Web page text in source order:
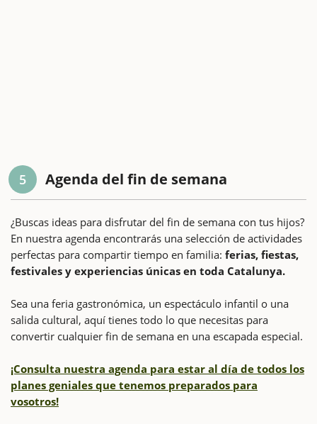
5 Agenda del fin de semana
¿Buscas ideas para disfrutar del fin de semana con tus hijos?
En nuestra agenda encontrarás una selección de actividades
perfectas para compartir tiempo en familia: ferias, fiestas,
festivales y experiencias únicas en toda Catalunya.
Sea una feria gastronómica, un espectáculo infantil o una
salida cultural, aquí tienes todo lo que necesitas para
convertir cualquier fin de semana en una escapada especial.
¡Consulta nuestra agenda para estar al día de todos los
planes geniales que tenemos preparados para
vosotros!